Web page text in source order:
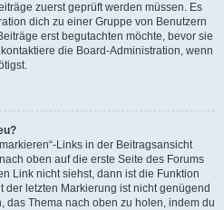
zuerst geprüft werden müssen. Es
dich zu einer Gruppe von Benutzern
erst begutachten möchte, bevor sie
die Board-Administration, wenn
Links in der Beitragsansicht
oben auf die erste Seite des Forums
Link nicht siehst, dann ist die Funktion
letzten Markierung ist nicht genügend
das Thema nach oben zu holen, indem du